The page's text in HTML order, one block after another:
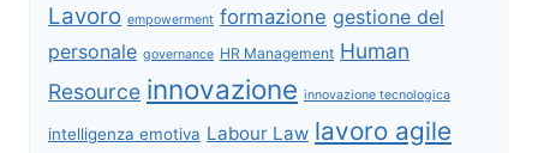
Lavoro empowerment formazione gestione del
personale governance HR Management Human
Resource innovazione innovazione tecnologica
intelligenza emotiva Labour Law lavoro agile